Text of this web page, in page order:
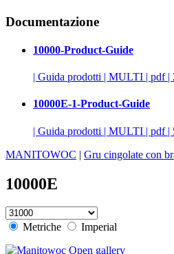
Documentazione
10000-Product-Guide
| Guida prodotti | MULTI | pdf |
10000E-1-Product-Guide
| Guida prodotti | MULTI | pdf |
MANITOWOC | Gru cingolate con
10000E
Metriche
Imperial
Open gallery